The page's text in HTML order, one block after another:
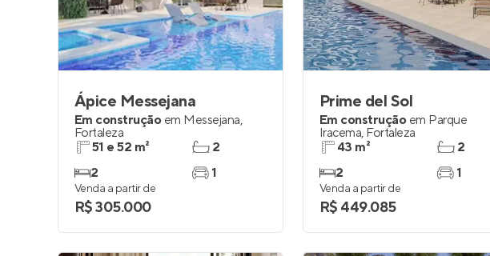
Ápice Messejana
Em construção em Messejana,
Fortaleza
51 e 52 m²
2
2
1
Venda a partir de
R$ 305.000
Prime del Sol
Em construção em Parque
Iracema, Fortaleza
43 m²
2
2
1
Venda a partir de
R$ 449.085